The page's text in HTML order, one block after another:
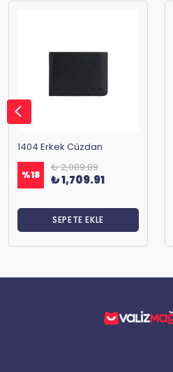
1404 Erkek Cüzdan
%18
₺ 2,089.89
₺ 1,709.91
SEPETE EKLE